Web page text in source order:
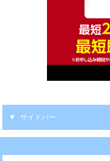
サイドバー